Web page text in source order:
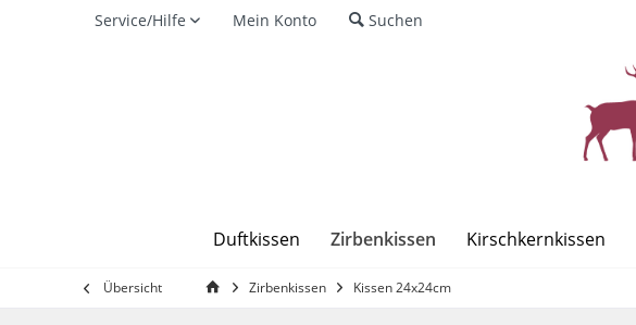
Service/Hilfe Mein Konto Suchen
Duftkissen Zirbenkissen Kirschkernkissen
Übersicht Zirbenkissen Kissen 24x24cm